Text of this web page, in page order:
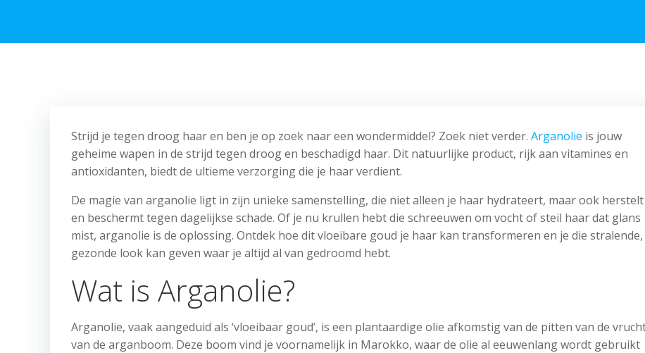
Strijd je tegen droog haar en ben je op zoek naar een wondermiddel? Zoek niet verder. Arganolie is jouw
geheime wapen in de strijd tegen droog en beschadigd haar. Dit natuurlijke product, rijk aan vitamines en
antioxidanten, biedt de ultieme verzorging die je haar verdient.
De magie van arganolie ligt in zijn unieke samenstelling, die niet alleen je haar hydrateert, maar ook herstelt
en beschermt tegen dagelijkse schade. Of je nu krullen hebt die schreeuwen om vocht of steil haar dat glans
mist, arganolie is de oplossing. Ontdek hoe dit vloeibare goud je haar kan transformeren en je die stralende,
gezonde look kan geven waar je altijd al van gedroomd hebt.
Wat is Arganolie?
Arganolie, vaak aangeduid als ‘vloeibaar goud’, is een plantaardige olie afkomstig van de pitten van de
van de arganboom. Deze boom vind je voornamelijk in Marokko, waar de olie al eeuwenlang wordt gebruikt